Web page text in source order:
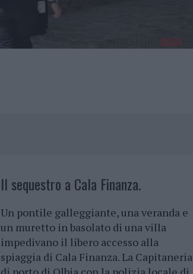
Il sequestro a Cala Finanza.
Un pontile galleggiante, una veranda e
un muretto in basolato di una villa
impedivano il libero accesso alla
spiaggia di Cala Finanza. La Capitaneria